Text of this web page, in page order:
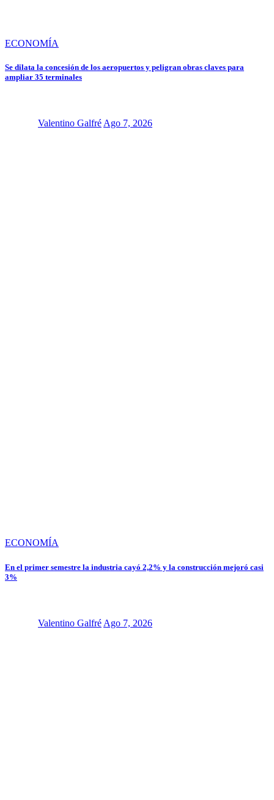
ECONOMÍA
Se dilata la concesión de los aeropuertos y peligran obras claves para
ampliar 35 terminales
Valentino GalfréAgo 7, 2026
ECONOMÍA
En el primer semestre la industria cayó 2,2% y la construcción mejoró casi
3%
Valentino Galfré Ago 7, 2026